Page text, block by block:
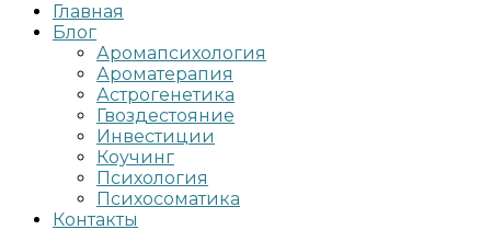
Главная
Блог
Аромапсихология
Ароматерапия
Астрогенетика
Гвоздестояние
Инвестиции
Коучинг
Психология
Психосоматика
Контакты